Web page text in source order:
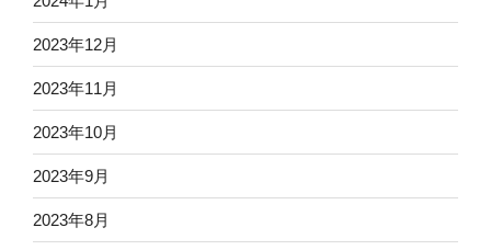
2023年12月
2023年11月
2023年10月
2023年9月
2023年8月